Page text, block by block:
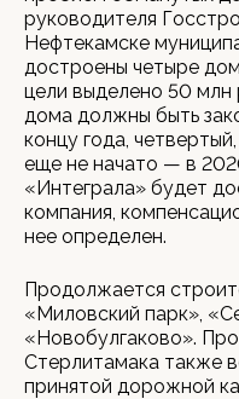
руководителя
Нефтекамске
достроены четыре
цели выделено 50
дома должны быть
концу года,
еще не начато — в
«Интеграла» будет
компания,
нее определен.
Продолжается
«Миловский парк»,
«Новобулгаково».
Стерлитамака также
принятой дорожной